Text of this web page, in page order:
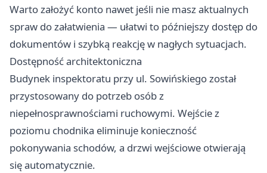
Warto założyć konto nawet jeśli nie masz aktualnych
spraw do załatwienia — ułatwi to późniejszy dostęp do
dokumentów i szybką reakcję w nagłych sytuacjach.
Dostępność architektoniczna
Budynek inspektoratu przy ul. Sowińskiego został
przystosowany do potrzeb osób z
niepełnosprawnościami ruchowymi. Wejście z
poziomu chodnika eliminuje konieczność
pokonywania schodów, a drzwi wejściowe otwierają
się automatycznie.